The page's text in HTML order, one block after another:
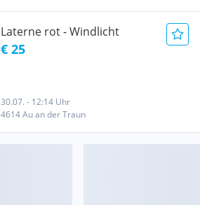
Laterne rot - Windlicht
€ 25
30.07. - 12:14 Uhr
4614 Au an der Traun